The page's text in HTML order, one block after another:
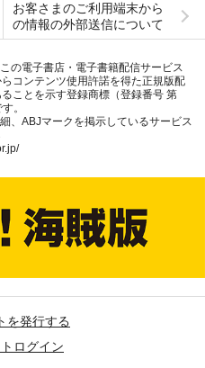
お客さまのご利用端末から
の情報の外部送信について
の電子書店・電子書籍配信サービス
コンテンツ使用許諾を得た正規版配
ことを示す登録商標（登録番号 第
。
、ABJマークを掲示しているサービス
を発行する
ログイン